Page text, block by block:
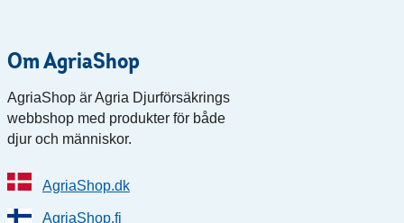
Om AgriaShop
AgriaShop är Agria Djurförsäkrings
webbshop med produkter för både
djur och människor.
AgriaShop.dk
AgriaShop.fi